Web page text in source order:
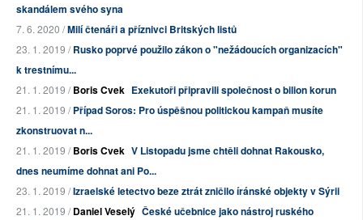
skandálem svého syna
7. 6. 2020 /Milí čtenáři a příznivci Britských listů
23. 1. 2019 /Rusko poprvé použilo zákon o "nežádoucích organizacích"
k trestnímu...
21. 1. 2019 /Boris Cvek Exekutoři připravili společnost o bilion korun
21. 1. 2019 /Případ Soros: Pro úspěšnou politickou kampaň musíte
zkonstruovat n...
21. 1. 2019 /Boris Cvek V Listopadu jsme chtěli dohnat Rakousko,
dnes neumíme dohnat ani Po...
23. 1. 2019 /Izraelské letectvo beze ztrát zničilo íránské objekty v Sýrii
21. 1. 2019 /Daniel Veselý České učebnice jako nástroj ruského